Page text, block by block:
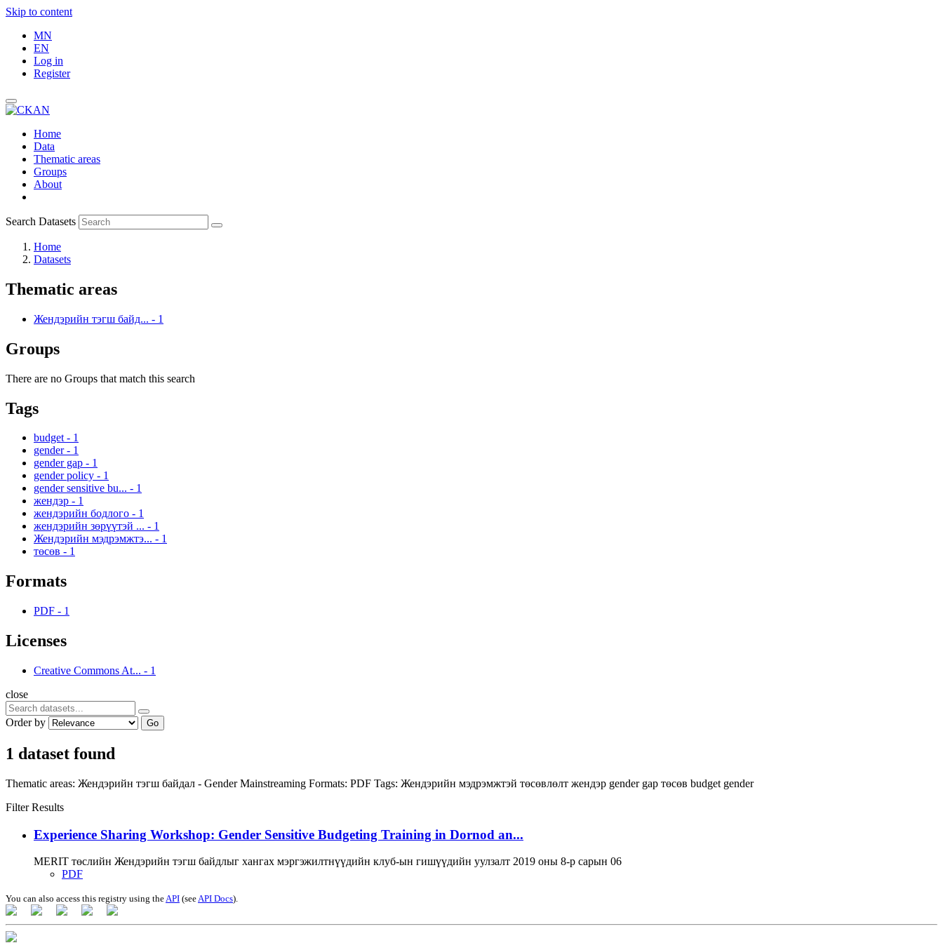
Skip to content
MN
EN
Log in
Register
Home
Data
Thematic areas
Groups
About
Search Datasets
Home
Datasets
Thematic areas
Жендэрийн тэгш байд... - 1
Groups
There are no Groups that match this search
Tags
budget - 1
gender - 1
gender gap - 1
gender policy - 1
gender sensitive bu... - 1
жендэр - 1
жендэрийн бодлого - 1
жендэрийн зөрүүтэй ... - 1
Жендэрийн мэдрэмжтэ... - 1
төсөв - 1
Formats
PDF - 1
Licenses
Creative Commons At... - 1
close
Order by Go
1 dataset found
Thematic areas: Жендэрийн тэгш байдал - Gender Mainstreaming Formats: PDF Tags: Жендэрийн мэдрэмжтэй төсөвлөлт жендэр gender gap төсөв budget gender
Filter Results
Experience Sharing Workshop: Gender Sensitive Budgeting Training in Dornod an...
MERIT төслийн Жендэрийн тэгш байдлыг хангах мэргэжилтнүүдийн клуб-ын гишүүдийн уулзалт 2019 оны 8-р сарын 06
PDF
You can also access this registry using theAPI (seeAPI Docs).